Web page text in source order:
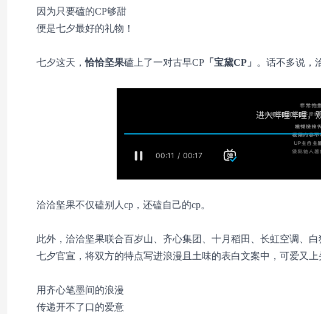
因为只要磕的CP够甜
便是七夕最好的礼物！
七夕这天，恰恰坚果磕上了一对古早CP 「宝黛CP」 。话不多说，
洽洽坚果不仅磕别人cp，还磕自己的cp。
此外，洽洽坚果联合百岁山、齐心集团、十月稻田、长虹空调、
七夕官宣，将双方的特点写进浪漫且土味的表白文案中，可爱又上
用齐心笔墨间的浪漫
传递开不了口的爱意